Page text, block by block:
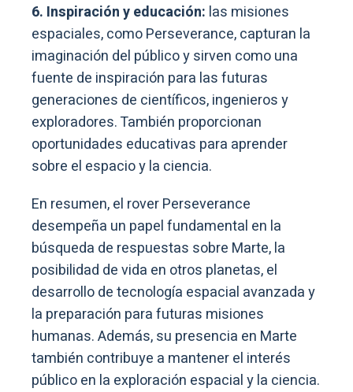
6. Inspiración y educación: las misiones
espaciales, como Perseverance, capturan la
imaginación del público y sirven como una
fuente de inspiración para las futuras
generaciones de científicos, ingenieros y
exploradores. También proporcionan
oportunidades educativas para aprender
sobre el espacio y la ciencia.
En resumen, el rover Perseverance
desempeña un papel fundamental en la
búsqueda de respuestas sobre Marte, la
posibilidad de vida en otros planetas, el
desarrollo de tecnología espacial avanzada y
la preparación para futuras misiones
humanas. Además, su presencia en Marte
también contribuye a mantener el interés
público en la exploración espacial y la ciencia.